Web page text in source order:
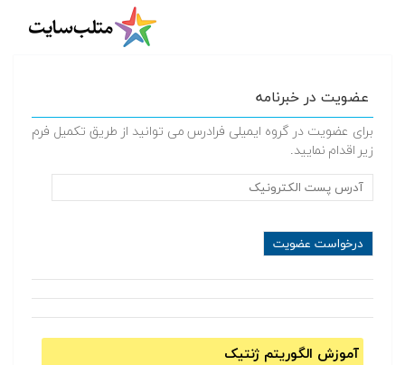
عضویت در خبرنامه
برای عضویت در گروه ایمیلی فرادرس می توانید از طریق تکمیل فرم
زیر اقدام نمایید.
آموزش الگوریتم ژنتیک